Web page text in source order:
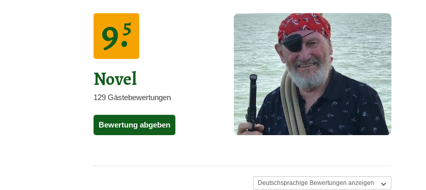
9.
5
Novel
129 Gästebewertungen
Bewertung abgeben